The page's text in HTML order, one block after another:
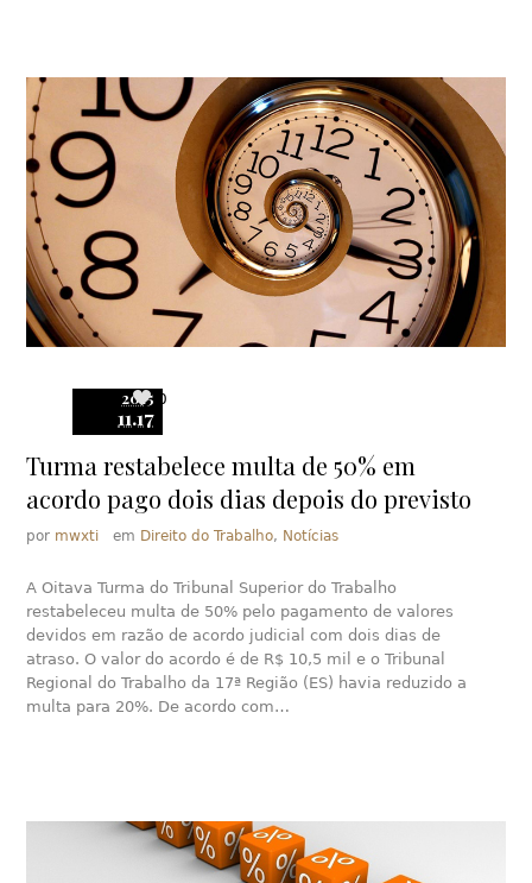
2015
11.17
0
Turma restabelece multa de 50% em
acordo pago dois dias depois do previsto
por mwxti em Direito do Trabalho, Notícias
A Oitava Turma do Tribunal Superior do Trabalho
restabeleceu multa de 50% pelo pagamento de valores
devidos em razão de acordo judicial com dois dias de
atraso. O valor do acordo é de R$ 10,5 mil e o Tribunal
Regional do Trabalho da 17ª Região (ES) havia reduzido a
multa para 20%. De acordo com…